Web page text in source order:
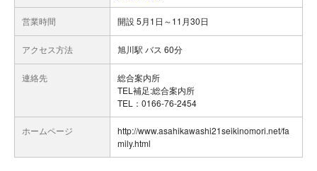
営業時間 開設 5月1日～11月30日
アクセス方法 旭川駅 バス 60分
連絡先
総合案内所
TEL補足:総合案内所
TEL：0166-76-2454
ホームページ
http://www.asahikawashi21seikinomori.net/fa
mily.html